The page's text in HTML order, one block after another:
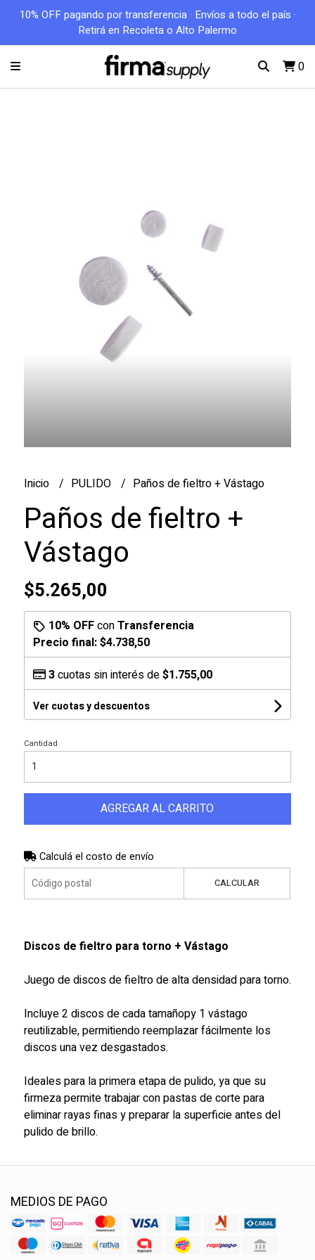
10% OFF pagando por transferencia · Envíos a todo el país ·
Retirá en Recoleta o Alto Palermo
0
Inicio PULIDO Paños de fieltro + Vástago
Paños de fieltro +
Vástago
$5.265,00
10% OFFconTransferencia
Precio final:$4.738,50
3cuotas sin interés de$1.755,00
Ver cuotas y descuentos
Cantidad
AGREGAR AL CARRITO
Calculá el costo de envío
CALCULAR
Discos de fieltro para torno + Vástago
Juego de discos de fieltro de alta densidad para torno.
Incluye 2 discos de cada tamañopy 1 vástago
reutilizable, permitiendo reemplazar fácilmente los
discos una vez desgastados.
Ideales para la primera etapa de pulido, ya que su
firmeza permite trabajar con pastas de corte para
eliminar rayas finas y preparar la superficie antes del
pulido de brillo.
MEDIOS DE PAGO